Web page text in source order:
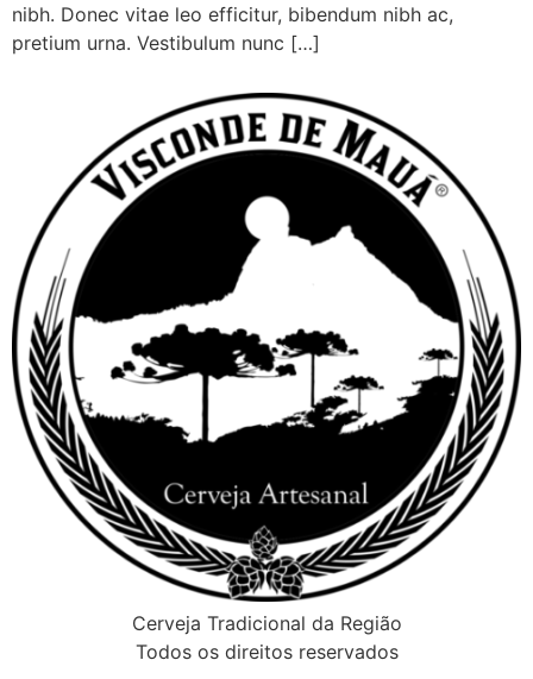
nibh. Donec vitae leo efficitur, bibendum nibh ac,
pretium urna. Vestibulum nunc […]
Cerveja Tradicional da Região
Todos os direitos reservados